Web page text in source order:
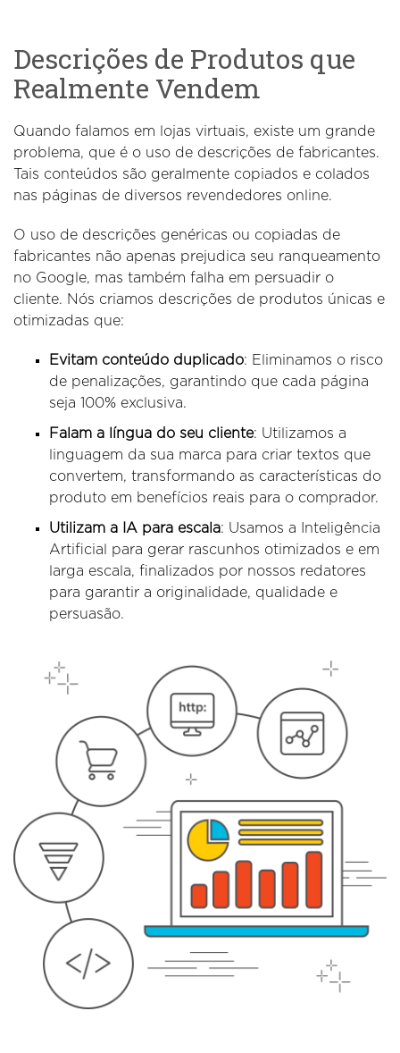
Descrições de Produtos que
Realmente Vendem
Quando falamos em lojas virtuais, existe um grande
problema, que é o uso de descrições de fabricantes.
Tais conteúdos são geralmente copiados e colados
nas páginas de diversos revendedores online.
O uso de descrições genéricas ou copiadas de
fabricantes não apenas prejudica seu ranqueamento
no Google, mas também falha em persuadir o
cliente. Nós criamos descrições de produtos únicas e
otimizadas que:
Evitam conteúdo duplicado: Eliminamos o risco
de penalizações, garantindo que cada página
seja 100% exclusiva.
Falam a língua do seu cliente: Utilizamos a
linguagem da sua marca para criar textos que
convertem, transformando as características do
produto em benefícios reais para o comprador.
Utilizam a IA para escala: Usamos a Inteligência
Artificial para gerar rascunhos otimizados e em
larga escala, finalizados por nossos redatores
para garantir a originalidade, qualidade e
persuasão.